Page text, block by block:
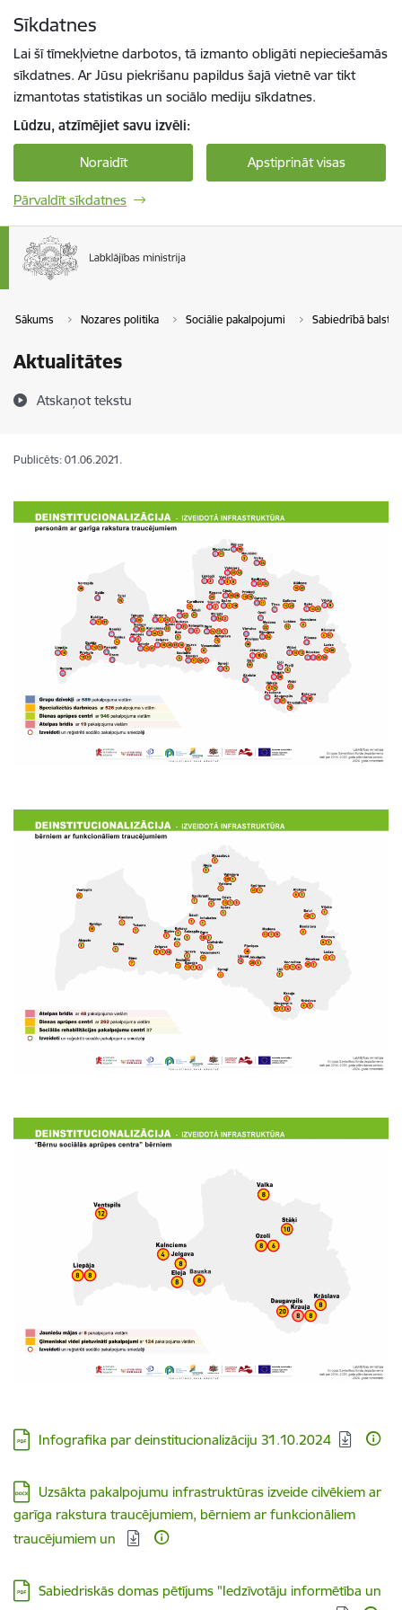
Sīkdatnes
Lai šī tīmekļvietne darbotos, tā izmanto obligāti nepieciešamās
sīkdatnes. Ar Jūsu piekrišanu papildus šajā vietnē var tikt
izmantotas statistikas un sociālo mediju sīkdatnes.
Lūdzu, atzīmējiet savu izvēli:
Noraidīt Apstiprināt visas
Pārvaldīt sīkdatnes
Sākums Nozares politika Sociālie pakalpojumi Sabiedrībā
Aktualitātes
Atskaņot tekstu
Publicēts: 01.06.2021.
Lejupielādēt:
Infografika par deinstitucionalizāciju 31.10.2024
Lejupielādēt:
Uzsākta pakalpojumu infrastruktūras izveide cilvēkiem ar
garīga rakstura traucējumiem, bērniem ar funkcionāliem
traucējumiem un
Lejupielādēt:
Sabiedriskās domas pētījums "Iedzīvotāju informētība un